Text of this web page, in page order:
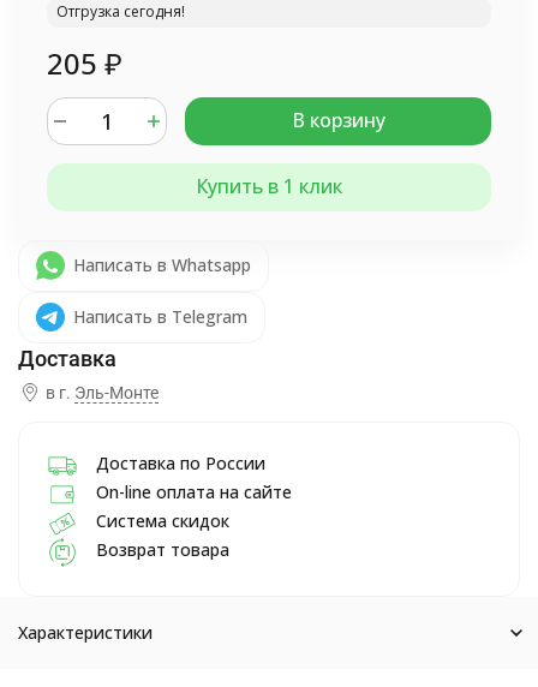
Отгрузка сегодня!
205 ₽
В корзину
Купить в 1 клик
Написать в Whatsapp
Написать в Telegram
в г. Эль-Монте
Доставка по России
On-line оплата на сайте
Система скидок
Возврат товара
Характеристики